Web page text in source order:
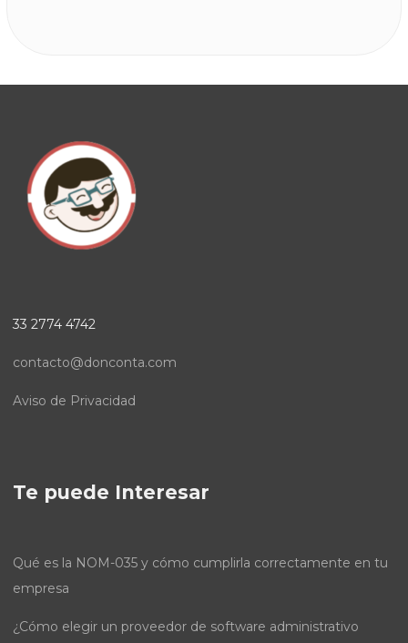
33 2774 4742
contacto@donconta.com
Aviso de Privacidad
Te puede Interesar
Qué es la NOM-035 y cómo cumplirla correctamente en tu
empresa
¿Cómo elegir un proveedor de software administrativo